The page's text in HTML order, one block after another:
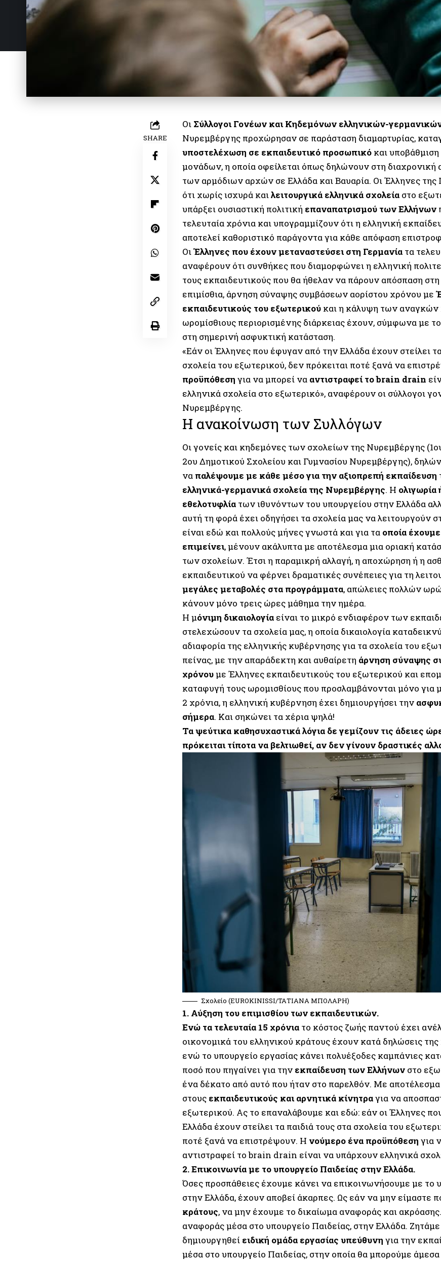
SHARE
Οι Σύλλογοι Γονέων και Κηδεμόνων ελληνικών-
Νυρεμβέργης προχώρησαν σε παράσταση διαμαρτυρίας,
υποστελέχωση σε εκπαιδευτικό προσωπικό και
μονάδων, η οποία οφείλεται όπως δηλώνουν στη διαχρονική
των αρμόδιων αρχών σε Ελλάδα και Βαυαρία. Οι Έλληνες
ότι χωρίς ισχυρά καιλειτουργικά ελληνικά σχολεία στο
υπάρξει ουσιαστική πολιτική επαναπατρισμού των Ελλήνων
τελευταία χρόνια και υπογραμμίζουν ότι η ελληνική
αποτελεί καθοριστικό παράγοντα για κάθε απόφαση
ΟιΈλληνες που έχουν μεταναστεύσει στη Γερμανία τα
αναφέρουν ότι συνθήκες που διαμορφώνει η ελληνική
τους εκπαιδευτικούς που θα ήθελαν να πάρουν απόσπαση
επιμίσθια, άρνηση σύναψης συμβάσεων αορίστου χρόνου με
εκπαιδευτικούς του εξωτερικού και η κάλυψη των αναγκών
ωρομίσθιους περιορισμένης διάρκειας έχουν, σύμφωνα με
στη σημερινή ασφυκτική κατάσταση.
«Εάν οι Έλληνες που έφυγαν από την Ελλάδα έχουν στείλει
σχολεία του εξωτερικού, δεν πρόκειται ποτέ ξανά να
προϋπόθεση για να μπορεί να αντιστραφεί το brain drain
ελληνικά σχολεία στο εξωτερικό», αναφέρουν οι σύλλογοι
Νυρεμβέργης.
Η ανακοίνωση των Συλλόγων
Οι γονείς και κηδεμόνες των σχολείων της Νυρεμβέργης
2ου Δημοτικού Σχολείου και Γυμνασίου Νυρεμβέργης),
να παλέψουμε με κάθε μέσο για την αξιοπρεπή εκπαίδευση
ελληνικά-γερμανικά σχολεία της Νυρεμβέργης. Η ολιγωρία
εθελοτυφλία των ιθυνόντων του υπουργείου στην Ελλάδα
αυτή τη φορά έχει οδηγήσει τα σχολεία μας να λειτουργούν
είναι εδώ και πολλούς μήνες γνωστά και για τα οποία
επιμείνει, μένουν ακάλυπτα με αποτέλεσμα μια οριακή
των σχολείων. Έτσι η παραμικρή αλλαγή, η αποχώρηση ή η
εκπαιδευτικού να φέρνει δραματικές συνέπειες για τη
μεγάλες μεταβολές στα προγράμματα, απώλειες πολλών
κάνουν μόνο τρεις ώρες μάθημα την ημέρα.
Η μόνιμη δικαιολογία είναι το μικρό ενδιαφέρον των
στελεχώσουν τα σχολεία μας, η οποία δικαιολογία
αδιαφορία της ελληνικής κυβέρνησης για τα σχολεία του
πείνας, με την απαράδεκτη και αυθαίρετη άρνηση σύναψης
χρόνουμε Έλληνες εκπαιδευτικούς του εξωτερικού και
καταφυγή τους ωρομισθίους που προσλαμβάνονται μόνο για
2 χρόνια, η ελληνική κυβέρνηση έχει δημιουργήσει την
σήμερα. Και σηκώνει τα χέρια ψηλά!
Τα ψεύτικα καθησυχαστικά λόγια δε γεμίζουν τις άδειες
πρόκειται τίποτα να βελτιωθεί, αν δεν γίνουν δραστικές
Σχολείο (EUROKINISSI/ΤΑΤΙΑΝΑ ΜΠΟΛΑΡΗ)
1. Αύξηση του επιμισθίου των εκπαιδευτικών.
Ενώ τα τελευταία 15 χρόνια το κόστος ζωής παντού έχει
οικονομικά του ελληνικού κράτους έχουν κατά δηλώσεις
ενώ το υπουργείο εργασίας κάνει πολυέξοδες καμπάνιες
ποσό που πηγαίνει για την εκπαίδευση των Ελλήνων στο
ένα δέκατο από αυτό που ήταν στο παρελθόν. Με αποτέλεσμα
στους εκπαιδευτικούς και αρνητικά κίνητραγια να
εξωτερικού. Ας το επαναλάβουμε και εδώ: εάν οι Έλληνες
Ελλάδα έχουν στείλει τα παιδιά τους στα σχολεία του
ποτέ ξανά να επιστρέψουν. Η νούμερο ένα προϋπόθεση για
αντιστραφεί το brain drain είναι να υπάρχουν ελληνικά
2. Επικοινωνία με το υπουργείο Παιδείας στην Ελλάδα.
Όσες προσπάθειες έχουμε κάνει να επικοινωνήσουμε με το
στην Ελλάδα, έχουν αποβεί άκαρπες. Ως εάν να μην είμαστε
κράτους, να μην έχουμε το δικαίωμα αναφοράς και
αναφοράς μέσα στο υπουργείο Παιδείας, στην Ελλάδα.
δημιουργηθεί ειδική ομάδα εργασίας υπεύθυνη για την
μέσα στο υπουργείο Παιδείας, στην οποία θα μπορούμε